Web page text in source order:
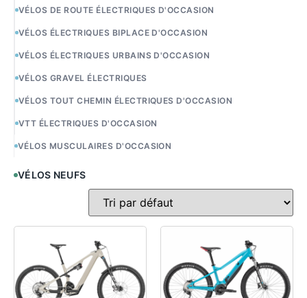
VÉLOS DE ROUTE ÉLECTRIQUES D'OCCASION
VÉLOS ÉLECTRIQUES BIPLACE D'OCCASION
VÉLOS ÉLECTRIQUES URBAINS D'OCCASION
VÉLOS GRAVEL ÉLECTRIQUES
VÉLOS TOUT CHEMIN ÉLECTRIQUES D'OCCASION
VTT ÉLECTRIQUES D'OCCASION
VÉLOS MUSCULAIRES D'OCCASION
VÉLOS NEUFS